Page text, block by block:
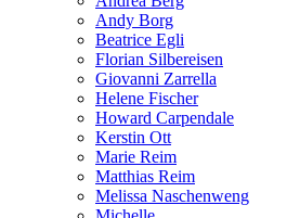
Andy Borg
Beatrice Egli
Florian Silbereisen
Giovanni Zarrella
Helene Fischer
Howard Carpendale
Kerstin Ott
Marie Reim
Matthias Reim
Melissa Naschenweng